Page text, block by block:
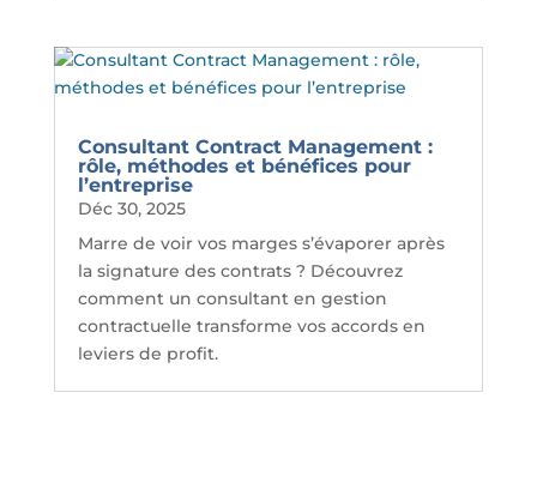
Consultant Contract Management :
rôle, méthodes et bénéfices pour
l’entreprise
Déc 30, 2025
Marre de voir vos marges s’évaporer après
la signature des contrats ? Découvrez
comment un consultant en gestion
contractuelle transforme vos accords en
leviers de profit.